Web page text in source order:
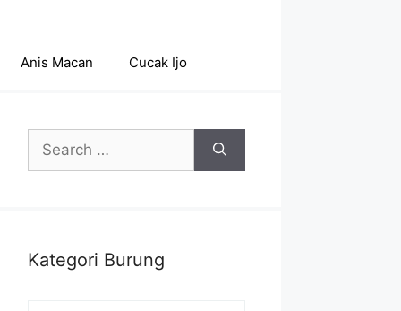
Anis Macan Cucak Ijo
Search
for:
Kategori Burung